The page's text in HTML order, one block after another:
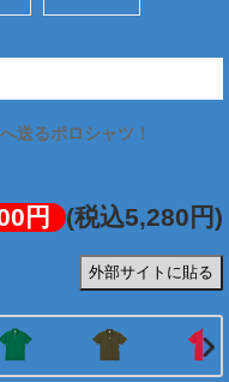
送るポロシャツ！
円 (税込5,280円)
外部サイトに貼る